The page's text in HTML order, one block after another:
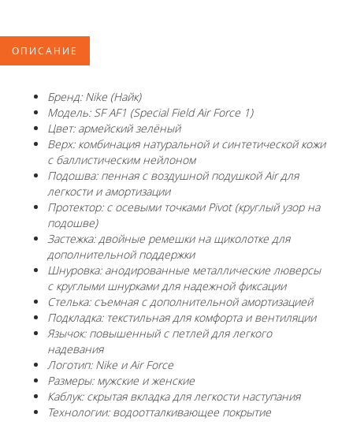
ОПИСАНИЕ
Бренд: Nike (Найк)
Модель: SF AF1 (Special Field Air Force 1)
Цвет: армейский зелёный
Верх: комбинация натуральной и синтетической кожи
с баллистическим нейлоном
Подошва: пенная с воздушной подушкой Air для
легкости и амортизации
Протектор: с осевыми точками Pivot (круглый узор на
подошве)
Застежка: двойные ремешки на щиколотке для
дополнительной поддержки
Шнуровка: анодированные металлические люверсы
с круглыми шнурками для надежной фиксации
Стелька: съемная с дополнительной амортизацией
Подкладка: текстильная для комфорта и вентиляции
Язычок: повышенный с петлей для легкого
надевания
Логотип: Nike и Air Force
Размеры: мужские и женские
Каблук: скрытая вкладка для легкости наступания
Технологии: водоотталкивающее покрытие